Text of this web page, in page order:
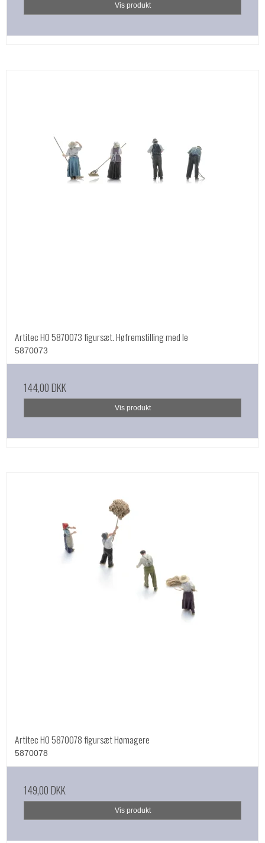
Vis produkt
Artitec HO 5870073 figursæt. Høfremstilling med le
5870073
144,00 DKK
Vis produkt
Artitec HO 5870078 figursæt Hømagere
5870078
149,00 DKK
Vis produkt